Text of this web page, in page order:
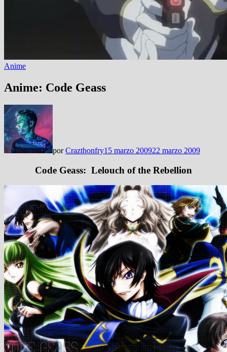
Anime
Anime: Code Geass
porCrazthonfry15 marzo 200922 marzo 2009
Code Geass: Lelouch of the Rebellion